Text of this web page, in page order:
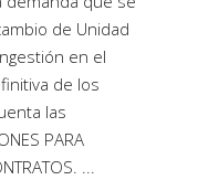
de Unidad
en el
de los
las
PARA